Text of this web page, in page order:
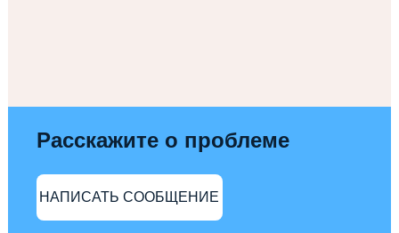
Расскажите о проблеме
НАПИСАТЬ СООБЩЕНИЕ